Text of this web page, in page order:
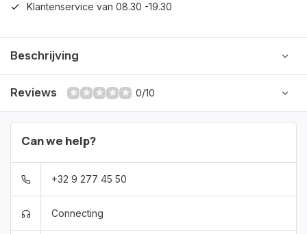
Klantenservice van 08.30 -19.30
Beschrijving
Reviews 0/10
Can we help?
+32 9 277 45 50
Connecting